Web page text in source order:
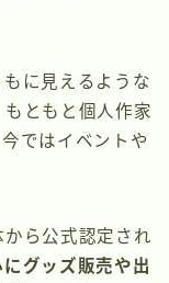
に見えるような
ともと個人作家
ではイベントや
から公式認定され
グッズ販売や出